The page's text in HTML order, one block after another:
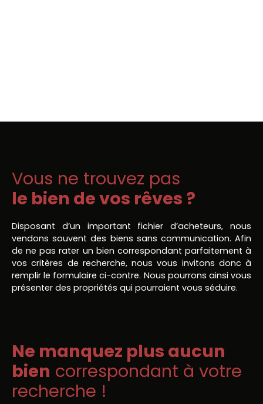
Vous ne trouvez pas
le bien de vos rêves ?
Disposant d’un important fichier d’acheteurs, nous
vendons souvent des biens sans communication. Afin
de ne pas rater un bien correspondant parfaitement à
vos critères de recherche, nous vous invitons donc à
remplir le formulaire ci-contre. Nous pourrons ainsi vous
présenter des propriétés qui pourraient vous séduire.
Ne manquez plus aucun
bien correspondant à votre
recherche !